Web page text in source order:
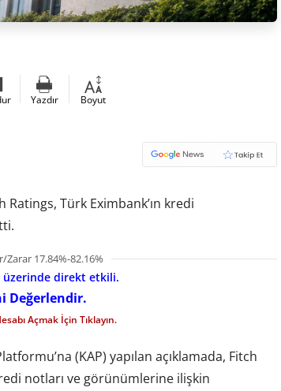
Yazdır Boyut
Türk Eximbank’ın kredi
17.84%-82.16%
direkt etkili.
Değerlendir.
Açmak İçin Tıklayın.
(KAP) yapılan açıklamada, Fitch
notları ve görünümlerine ilişkin